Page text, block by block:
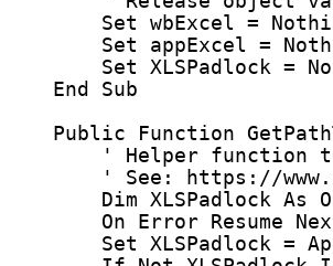
Set wbExcel =
Set appExcel =
Set XLSPadlock =
End Sub
Public Function
' Helper function
' See: https://
Dim XLSPadlock As
On Error Resume
Set XLSPadlock =